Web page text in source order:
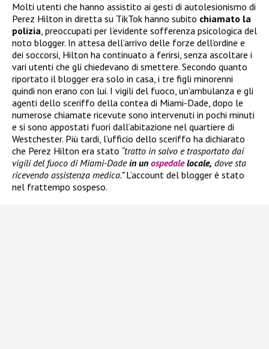
Molti utenti che hanno assistito ai gesti di autolesionismo di
Perez Hilton in diretta su TikTok hanno subito chiamato la
polizia, preoccupati per l’evidente sofferenza psicologica del
noto blogger. In attesa dell’arrivo delle forze dell’ordine e
dei soccorsi, Hilton ha continuato a ferirsi, senza ascoltare i
vari utenti che gli chiedevano di smettere. Secondo quanto
riportato il blogger era solo in casa, i tre figli minorenni
quindi non erano con lui. I vigili del fuoco, un’ambulanza e gli
agenti dello sceriffo della contea di Miami-Dade, dopo le
numerose chiamate ricevute sono intervenuti in pochi minuti
e si sono appostati fuori dall’abitazione nel quartiere di
Westchester. Più tardi, l’ufficio dello sceriffo ha dichiarato
che Perez Hilton era stato “tratto in salvo e trasportato dai
vigili del fuoco di Miami-Dadein un ospedalelocale, dove sta
ricevendo assistenza medica.”L’account del blogger è stato
nel frattempo sospeso.